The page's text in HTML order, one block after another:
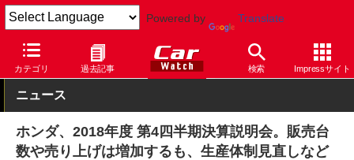
Powered by Translate
カテゴリ 過去記事 検索 Impressサイト
Car Watch 自動車 ホンダ その他
ニュース
ホンダ、2018年度 第4四半期決算説明会。販売台
数や売り上げは増加するも、生産体制見直しなど